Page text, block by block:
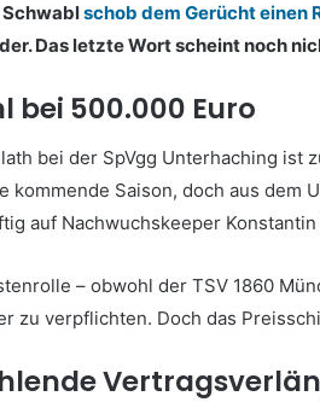
schob dem Gerücht einen
Das letzte Wort scheint noch
bei 500.000 Euro
bei der SpVgg Unterhaching
kommende Saison, doch aus dem
auf Nachwuchskeeper
– obwohl der TSV 1860
zu verpflichten. Doch das